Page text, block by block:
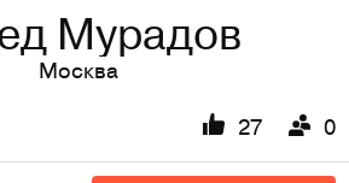
Мурадов
Москва
27 0